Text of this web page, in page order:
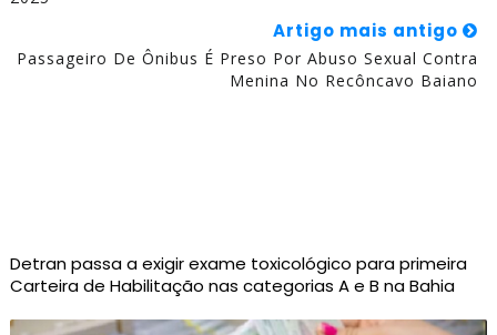
Artigo mais antigo
Passageiro De Ônibus É Preso Por Abuso Sexual Contra
Menina No Recôncavo Baiano
Detran passa a exigir exame toxicológico para primeira
Carteira de Habilitação nas categorias A e B na Bahia